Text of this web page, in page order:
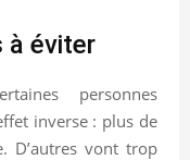
à éviter
personnes
inverse : plus de
D’autres vont trop